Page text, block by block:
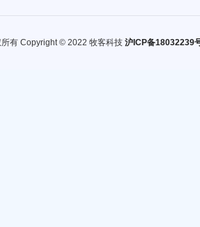
有 Copyright © 2022 牧客科技 沪ICP备18032239